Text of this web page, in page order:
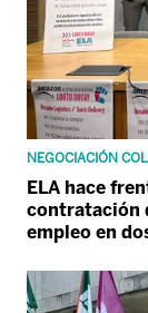
NEGOCIACIÓN
ELA hace
contratación
empleo en